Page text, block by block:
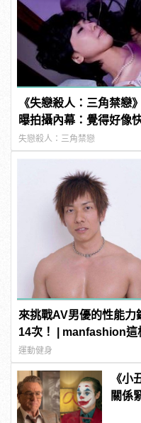
《失戀殺人：三角禁戀
曝拍攝內幕：覺得好像
失戀殺人：三角禁戀
來挑戰AV男優的性能力
14次！ | manfashion這
運動健身
《小
關係